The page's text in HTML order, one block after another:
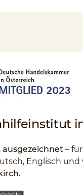
–
Englisch